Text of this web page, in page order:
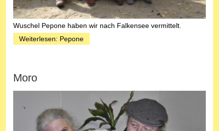
Wuschel Pepone haben wir nach Falkensee vermittelt.
Weiterlesen: Pepone
Moro